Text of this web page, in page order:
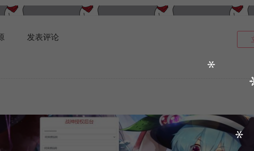
发表评论